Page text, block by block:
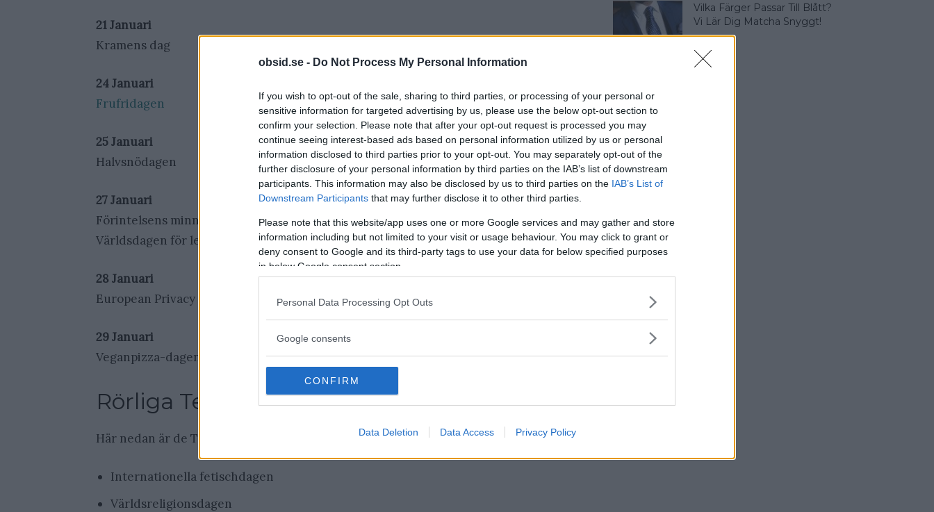
obsid.se - Do Not Process My Personal Information
If you wish to opt-out of the sale, sharing to third parties, or processing of your personal or
sensitive information for targeted advertising by us, please use the below opt-out section to
confirm your selection. Please note that after your opt-out request is processed you may
continue seeing interest-based ads based on personal information utilized by us or personal
information disclosed to third parties prior to your opt-out. You may separately opt-out of the
further disclosure of your personal information by third parties on the IAB’s list of downstream
participants. This information may also be disclosed by us to third parties on the IAB’s List of
Downstream Participants that may further disclose it to other third parties.
Please note that this website/app uses one or more Google services and may gather and store
information including but not limited to your visit or usage behaviour. You may click to grant or
deny consent to Google and its third-party tags to use your data for below specified purposes
in below Google consent section.
Personal Data Processing Opt Outs
Google consents
CONFIRM
Data Deletion Data Access Privacy Policy
21 Januari
Kramens dag
24 Januari
Frufridagen
25 Januari
Halvsnödagen
27 Januari
Förintelsens minnesdag
Världsdagen för leprasjuka
28 Januari
European Privacy & Data Protection Day
29 Januari
Veganpizza-dagen
Rörliga Temadagar i Januari
Här nedan är de Temadagar i Januari vars datum ändras från år till år.
Internationella fetischdagen
Världsreligionsdagen
Vilka Färger Passar Till Blått?
Vi Lär Dig Matcha Snyggt!